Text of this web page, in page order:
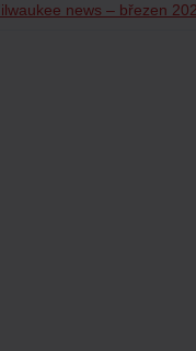
news – březen